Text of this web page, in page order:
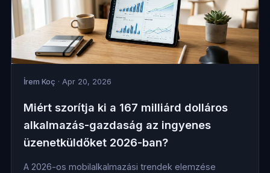
İrem Koç · Apr 20, 2026
Miért szorítja ki a 167 milliárd dolláros
alkalmazás-gazdaság az ingyenes
üzenetküldőket 2026-ban?
A 2026-os mobilalkalmazási trendek elemzése